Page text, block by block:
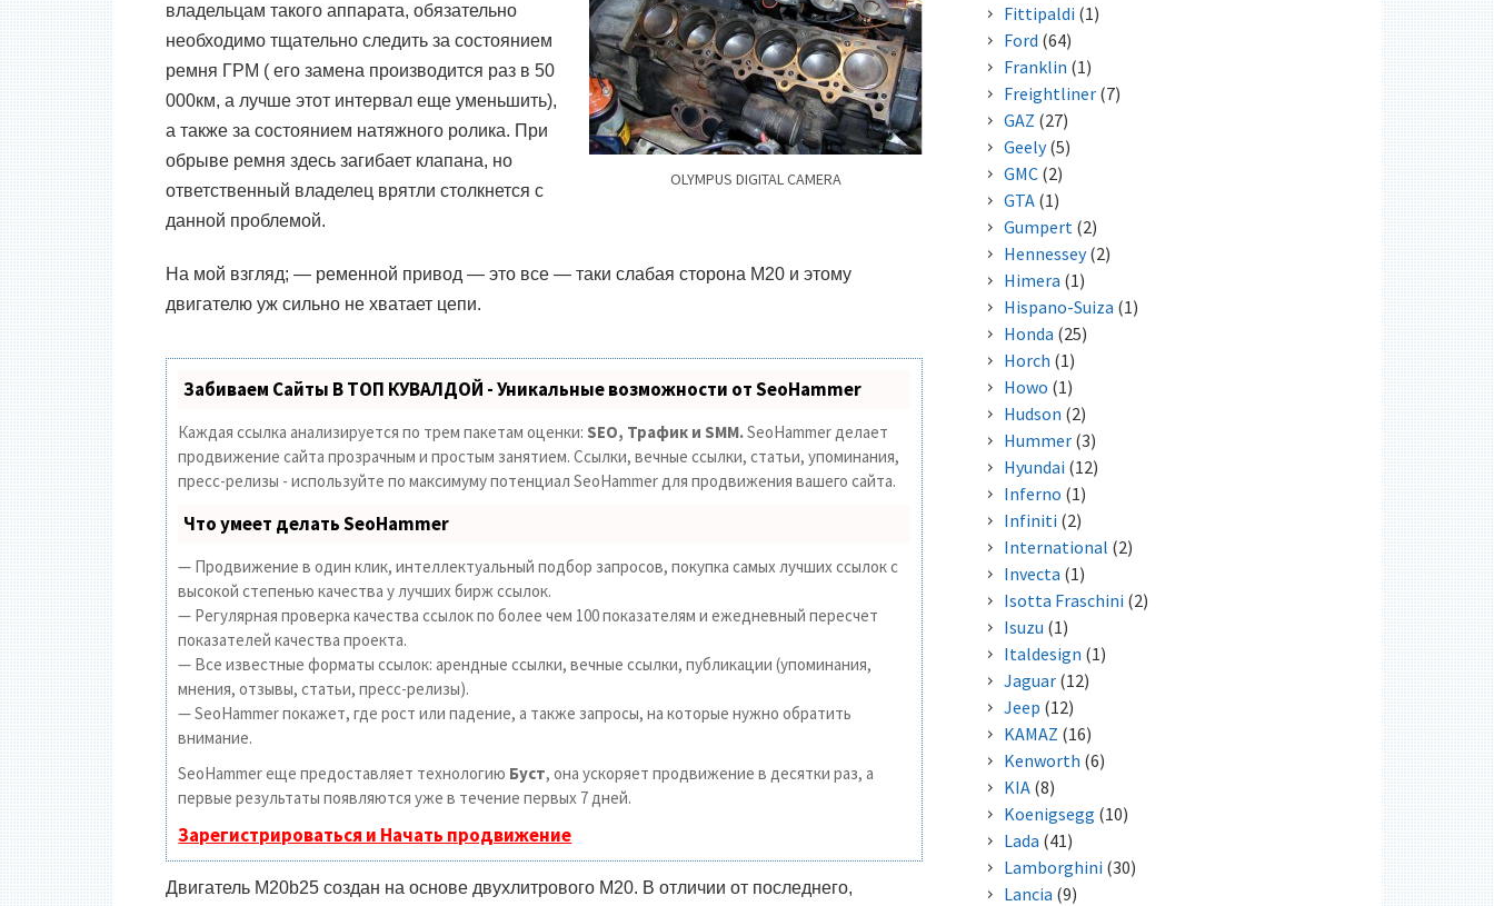
OLYMPUS DIGITAL CAMERA
владельцам такого аппарата, обязательно
необходимо тщательно следить за состоянием
ремня ГРМ ( его замена производится раз в 50
000км, а лучше этот интервал еще уменьшить),
а также за состоянием натяжного ролика. При
обрыве ремня здесь загибает клапана, но
ответственный владелец врятли столкнется с
данной проблемой.
На мой взгляд;— ременной привод — это все — таки слабая сторона M20 и этому
двигателю уж сильно не хватает цепи.
Забиваем Сайты В ТОП КУВАЛДОЙ - Уникальные возможности от SeoHammer
Каждая ссылка анализируется по трем пакетам оценки: SEO, Трафик и SMM.SeoHammer делает
продвижение сайта прозрачным и простым занятием. Ссылки, вечные ссылки, статьи, упоминания,
пресс-релизы - используйте по максимуму потенциал SeoHammer для продвижения вашего сайта.
Что умеет делать SeoHammer
— Продвижение в один клик, интеллектуальный подбор запросов, покупка самых лучших ссылок с
высокой степенью качества у лучших бирж ссылок.
— Регулярная проверка качества ссылок по более чем 100 показателям и ежедневный пересчет
показателей качества проекта.
— Все известные форматы ссылок: арендные ссылки, вечные ссылки, публикации (упоминания,
мнения, отзывы, статьи, пресс-релизы).
— SeoHammer покажет, где рост или падение, а также запросы, на которые нужно обратить
внимание.
SeoHammer еще предоставляет технологию Буст, она ускоряет продвижение в десятки раз, а
первые результаты появляются уже в течение первых 7 дней.
Зарегистрироваться и Начать продвижение
Двигатель M20b25создан на основе двухлитрового M20. В отличии от последнего,
Fittipaldi (1)
Ford (64)
Franklin (1)
Freightliner(7)
GAZ (27)
Geely(5)
GMC(2)
GTA(1)
Gumpert (2)
Hennessey(2)
Himera (1)
Hispano-Suiza (1)
Honda (25)
Horch (1)
Howo (1)
Hudson (2)
Hummer(3)
Hyundai (12)
Inferno (1)
Infiniti (2)
International (2)
Invecta (1)
Isotta Fraschini (2)
Isuzu (1)
Italdesign (1)
Jaguar(12)
Jeep (12)
KAMAZ (16)
Kenworth (6)
KIA(8)
Koenigsegg (10)
Lada (41)
Lamborghini (30)
Lancia (9)